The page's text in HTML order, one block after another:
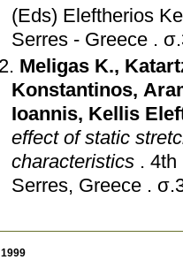
(Eds) Eleftherios
Serres - Greece .
Meligas K.,
Konstantinos,
Ioannis, Kellis
effect of static
characteristics . 4th
Serres, Greece .
1999